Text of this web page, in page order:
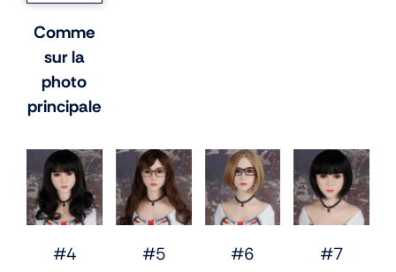
Comme
sur la
photo
principale
#4 #5 #6 #7